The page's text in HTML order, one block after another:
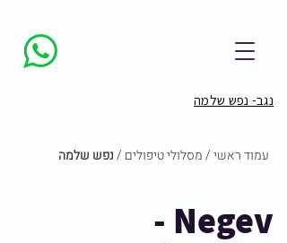
נגב- נפש שלמה
עמוד ראשי/מסלולי טיפולים /נפש שלמה
Negev -